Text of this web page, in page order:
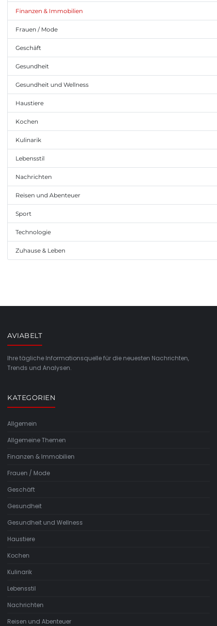
Finanzen & Immobilien
Frauen / Mode
Geschäft
Gesundheit
Gesundheit und Wellness
Haustiere
Kochen
Kulinarik
Lebensstil
Nachrichten
Reisen und Abenteuer
Sport
Technologie
Zuhause & Leben
AVIABELT
Ihre tägliche Informationsquelle für die neuesten Nachrichten,
Trends und Analysen.
KATEGORIEN
Allgemein
Allgemeine Themen
Finanzen & Immobilien
Frauen / Mode
Geschäft
Gesundheit
Gesundheit und Wellness
Haustiere
Kochen
Kulinarik
Lebensstil
Nachrichten
Reisen und Abenteuer